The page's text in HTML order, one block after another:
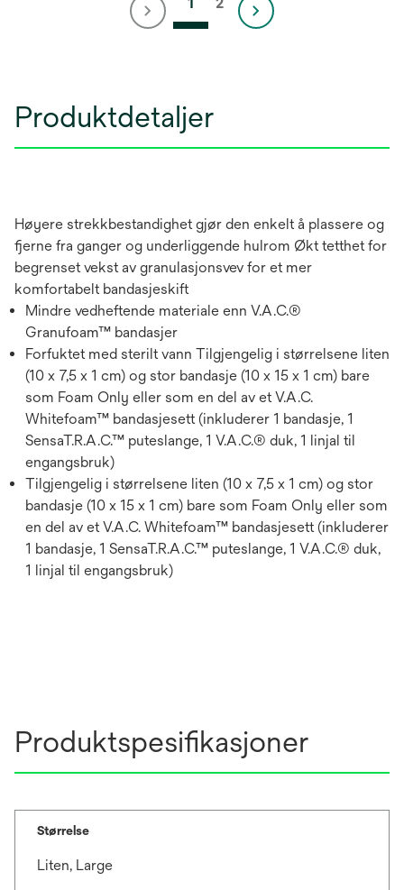
Produktdetaljer
Høyere strekkbestandighet gjør den enkelt å plassere og
fjerne fra ganger og underliggende hulrom Økt tetthet for
begrenset vekst av granulasjonsvev for et mer
komfortabelt bandasjeskift
Mindre vedheftende materiale enn V.A.C.®
Granufoam™ bandasjer
Forfuktet med sterilt vann Tilgjengelig i størrelsene liten
(10 x 7,5 x 1 cm) og stor bandasje (10 x 15 x 1 cm) bare
som Foam Only eller som en del av et V.A.C.
Whitefoam™ bandasjesett (inkluderer 1 bandasje, 1
SensaT.R.A.C.™ puteslange, 1 V.A.C.® duk, 1 linjal til
engangsbruk)
Tilgjengelig i størrelsene liten (10 x 7,5 x 1 cm) og stor
bandasje (10 x 15 x 1 cm) bare som Foam Only eller som
en del av et V.A.C. Whitefoam™ bandasjesett (inkluderer
1 bandasje, 1 SensaT.R.A.C.™ puteslange, 1 V.A.C.® duk,
1 linjal til engangsbruk)
Produktspesifikasjoner
Størrelse
Liten, Large